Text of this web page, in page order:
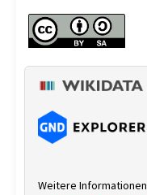
Weitere Informationen